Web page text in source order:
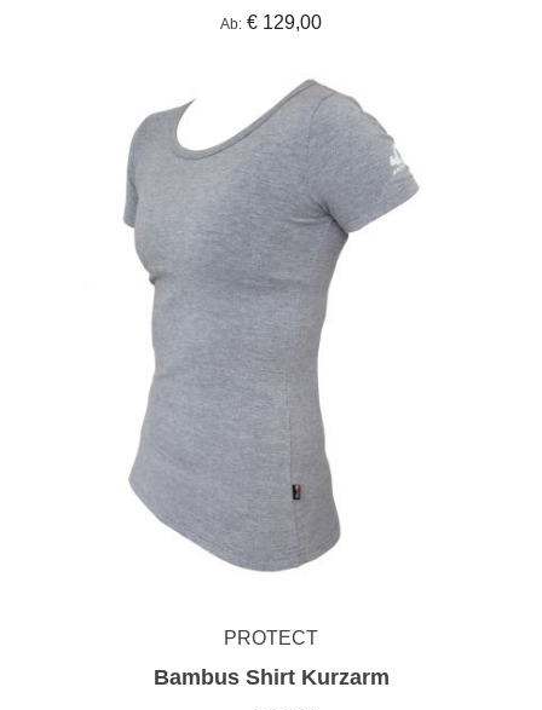
Ab € 129,00
PROTECT
Bambus Shirt Kurzarm